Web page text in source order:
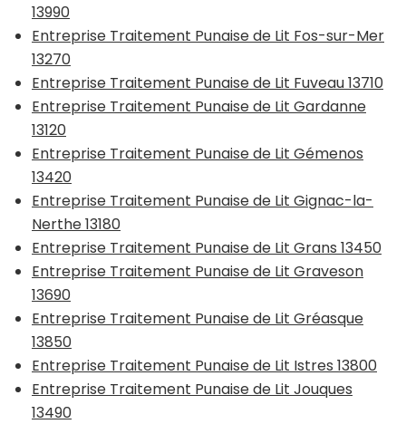
13990
Entreprise Traitement Punaise de Lit Fos-sur-Mer
13270
Entreprise Traitement Punaise de Lit Fuveau 13710
Entreprise Traitement Punaise de Lit Gardanne
13120
Entreprise Traitement Punaise de Lit Gémenos
13420
Entreprise Traitement Punaise de Lit Gignac-la-
Nerthe 13180
Entreprise Traitement Punaise de Lit Grans 13450
Entreprise Traitement Punaise de Lit Graveson
13690
Entreprise Traitement Punaise de Lit Gréasque
13850
Entreprise Traitement Punaise de Lit Istres 13800
Entreprise Traitement Punaise de Lit Jouques
13490